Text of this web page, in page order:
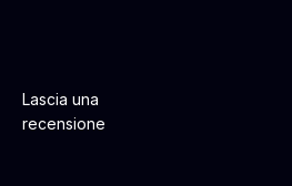
Lascia una
recensione